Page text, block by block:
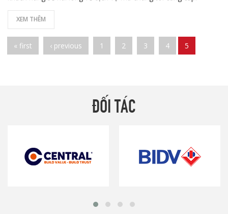
XEM THÊM
Pages
« first ‹ previous 1 2 3 4 5
ĐỐI TÁC